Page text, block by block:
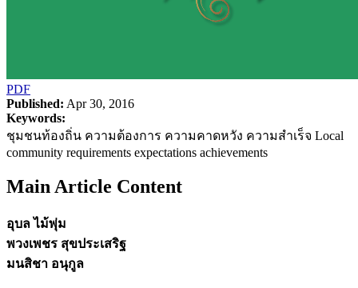
PDF
Published: Apr 30, 2016
Keywords:
ชุมชนท้องถิ่น ความต้องการ ความคาดหวัง ความสำเร็จ Local
community requirements expectations achievements
Main Article Content
อุบล ไม้พุ่ม
พวงเพชร สุขประเสริฐ
มนสิชา อนุกูล